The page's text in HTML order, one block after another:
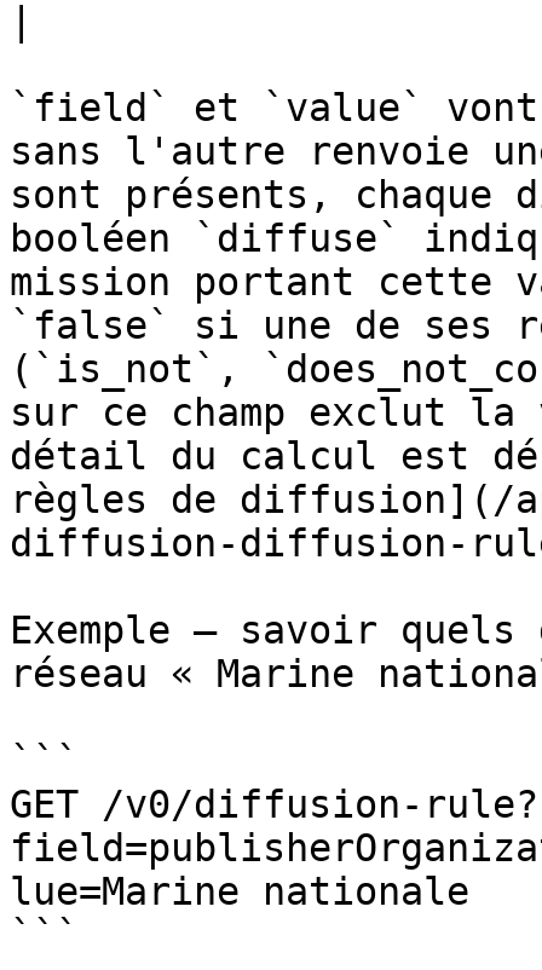
`field` et `value`
sans l'autre renvoie
sont présents, chaque
booléen `diffuse`
mission portant cette
`false` si une de ses
(`is_not`,
sur ce champ exclut
détail du calcul est
règles de diffusion](/
diffusion-diffusion-
Exemple — savoir
réseau « Marine
```
GET /v0/diffusion-rule?
lue=Marine nationale
```